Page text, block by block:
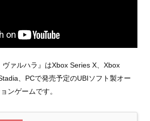
ヴァルハラ』はXbox Series X、Xbox
、PCで発売予定のUBIソフト製オー
ンゲームです。